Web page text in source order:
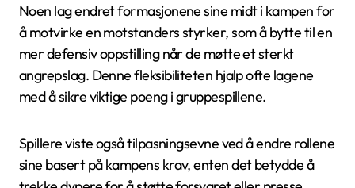
Noen lag endret formasjonene sine midt i kampen for
å motvirke en motstanders styrker, som å bytte til en
mer defensiv oppstilling når de møtte et sterkt
angrepslag. Denne fleksibiliteten hjalp ofte lagene
med å sikre viktige poeng i gruppespillene.
Spillere viste også tilpasningsevne ved å endre rollene
sine basert på kampens krav, enten det betydde å